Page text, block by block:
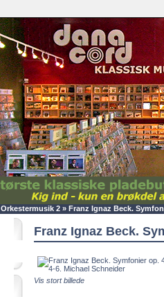
Orkestermusik 2 » Franz Ignaz Beck.
Franz Ignaz Beck.
Vis stort billede